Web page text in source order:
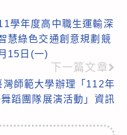
學年度高中職生運輸深
慧綠色交通創意規劃競
15日(一)
下一篇文章
師範大學辦理「112年
蹈團隊展演活動」資訊